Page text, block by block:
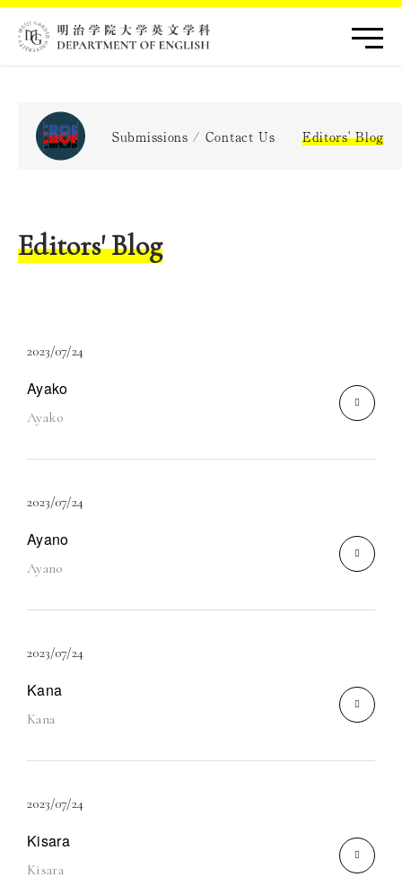
Submissions / Contact Us Editors' Blog
Editors' Blog
2023/07/24
Ayako
Ayako
2023/07/24
Ayano
Ayano
2023/07/24
Kana
Kana
2023/07/24
Kisara
Kisara